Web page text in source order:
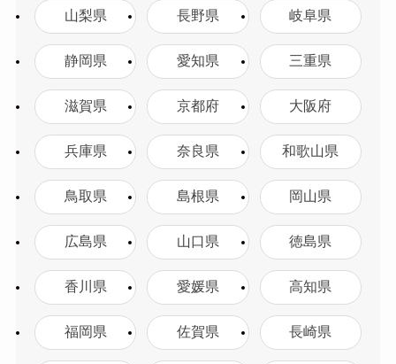
山梨県 長野県 岐阜県
静岡県 愛知県 三重県
滋賀県 京都府 大阪府
兵庫県 奈良県 和歌山県
鳥取県 島根県 岡山県
広島県 山口県 徳島県
香川県 愛媛県 高知県
福岡県 佐賀県 長崎県